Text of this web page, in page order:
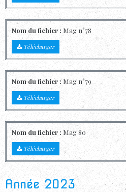
Nom du fichier : Mag n°78
Télécharger
Nom du fichier :Mag n°79
Télécharger
Nom du fichier : Mag 80
Télécharger
Année 2023